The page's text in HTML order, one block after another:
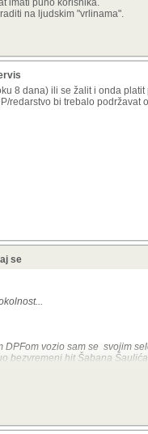
imati puno korisnika.
na ljudskim "vrlinama".
8 dana) ili se žalit i onda
redarstvo bi trebalo
se
DPFom vozio sam se svojim
bezvremeni hit Šabana
maćuhice i psa...